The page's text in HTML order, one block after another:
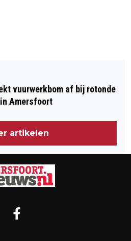
NIEUWE AMV-
AAN DE
EN
BIBLIOTHEEK
vuurwerkbom af bij rotonde
Amersfoort
artikelen